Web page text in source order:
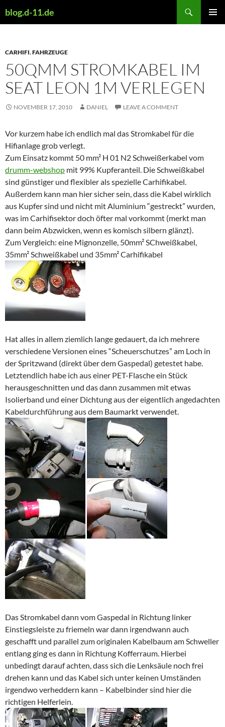
toblog.d-11.de
CARHIFI,FAHRZEUGE
50QMM STROMKABEL IM
SEAT LEON 1M VERLEGEN
NOVEMBER 17, 2010 DANIEL LEAVE A COMMENT
Vor kurzem habe ich endlich mal das Stromkabel für die
Hifianlage grob verlegt.
Zum Einsatz kommt 50 mm² H 01 N2 Schweißerkabel vom
drumm-webshop mit 99% Kupferanteil. Die Schweißkabel
sind günstiger und flexibler als spezielle Carhifikabel.
Außerdem kann man hier sicher sein, dass die Kabel wirklich
aus Kupfer sind und nicht mit Aluminium “gestreckt” wurden,
was im Carhifisektor doch öfter mal vorkommt (merkt man
dann beim Abzwicken, wenn es komisch silbern glänzt).
Zum Vergleich: eine Mignonzelle, 50mm² SChweißkabel,
35mm² Schweißkabel und 35mm² Carhifikabel
Hat alles in allem ziemlich lange gedauert, da ich mehrere
verschiedene Versionen eines “Scheuerschutzes” am Loch in
der Spritzwand (direkt über dem Gaspedal) getestet habe.
Letztendlich habe ich aus einer PET-Flasche ein Stück
herausgeschnitten und das dann zusammen mit etwas
Isolierband und einer Dichtung aus der eigentlich angedachten
Kabeldurchführung aus dem Baumarkt verwendet.
Das Stromkabel dann vom Gaspedal in Richtung linker
Einstiegsleiste zu friemeln war dann irgendwann auch
geschafft und parallel zum originalen Kabelbaum am Schweller
entlang ging es dann in Richtung Kofferraum. Hierbei
unbedingt darauf achten, dass sich die Lenksäule noch frei
drehen kann und das Kabel sich unter keinen Umständen
irgendwo verheddern kann – Kabelbinder sind hier die
richtigen Helferlein.